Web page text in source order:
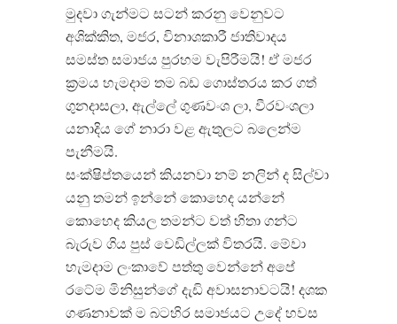
මුදවා ගැන්මට සටන් කරනු වෙනුවට
අශික්කිත, මජර, විනාශකාරී ජාතිවාදය
සමස්ත සමාජය පුරහම වැපිරීමයි! ඒ මජර
ක්‍රමය හැමදාම තම බඩ ගොස්තරය කර ගත්
ගුනදාසලා, ඇල්ලේ ගුණවංශ ලා, වීරවංශලා
යනාදිය ගේ නාරා වළ ඇතුලට බලෙන්ම
පැනීමයි.
සංක්ෂිප්තයෙන් කියනවා නම් නලින් ද සිල්වා
යනු තමන් ඉන්නේ කොහෙද යන්නේ
කොහෙද කියල තමන්ට වත් හිතා ගන්ට
බැරුව ගිය පුස් වෙඩිල්ලක් විතරයි. මේවා
හැමදාම ලංකාවේ පත්තු වෙන්නේ අපේ
රටේම මිනිසුන්ගේ දැඩි අවාසනාවටයි! දශක
ගණනාවක් ම බටහිර සමාජයට උදේ හවස